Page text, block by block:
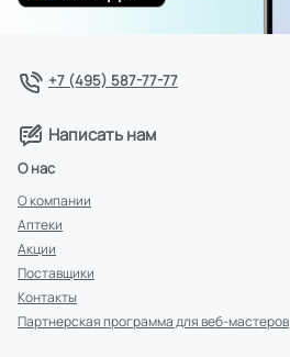
+7 (495) 587-77-77
Написать нам
О нас
О компании
Аптеки
Акции
Поставщики
Контакты
Партнерская программа для веб-мастеров